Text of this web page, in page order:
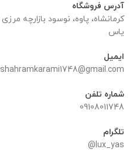
آدرس فروشگاه
یاس
ایمیل
shahramkarami1748@gmail.com
شماره تلفن
09108011748
تلگرام
lux_yas@